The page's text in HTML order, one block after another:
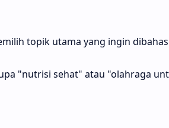
topik utama yang ingin
"nutrisi sehat" atau "olahraga